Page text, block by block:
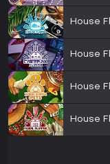
House
House
House
House